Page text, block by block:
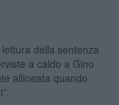
della sentenza
a caldo a Gino
allineata quando